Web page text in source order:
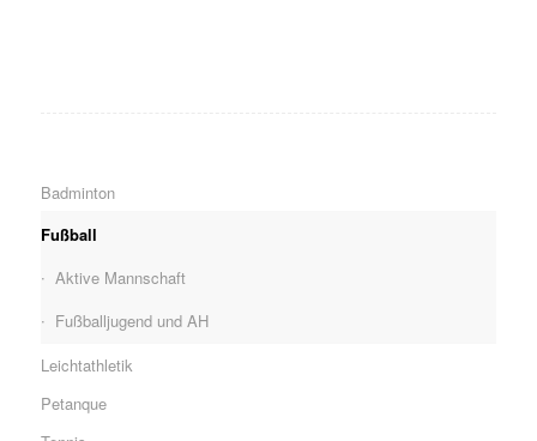
Badminton
Fußball
Aktive Mannschaft
Fußballjugend und AH
Leichtathletik
Petanque